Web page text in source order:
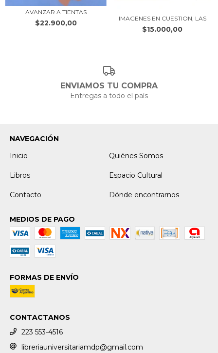
AVANZAR A TIENTAS
$22.900,00
IMAGENES EN CUESTION, LAS
$15.000,00
ENVIAMOS TU COMPRA
Entregas a todo el país
NAVEGACIÓN
Inicio
Quiénes Somos
Libros Espacio Cultural
Contacto Dónde encontrarnos
MEDIOS DE PAGO
FORMAS DE ENVÍO
CONTACTANOS
223 553-4516
libreriauniversitariamdp@gmail.com